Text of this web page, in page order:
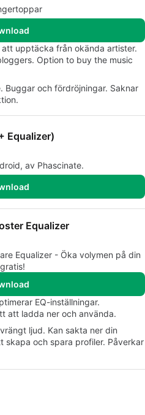
att upptäcka från okända artister.
Option to buy the music
Buggar och fördröjningar. Saknar
Equalizer)
av Phascinate.
Equalizer
Equalizer - Öka volymen på din
EQ-inställningar.
att ladda ner och använda.
ljud. Kan sakta ner din
skapa och spara profiler. Påverkar